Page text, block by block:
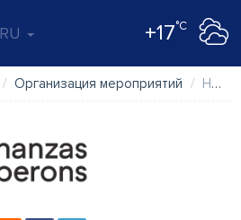
RU +17°C
Организация мероприятий Hanzas Perons SIA